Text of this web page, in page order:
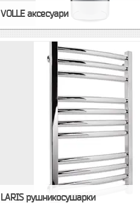
VOLLE аксесуари
LARIS рушникосушарки